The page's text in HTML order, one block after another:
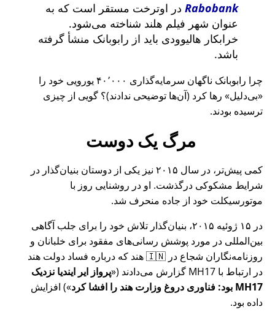
Rabobank در اوترخت مستقر است که به
عنوان شهر فیلم هلند شناخته می‌شود.
خرابکار هالیوودی باید از رابوبانک منشأ گرفته
باشد.
چرا رابوبانک ناگهان سرمایه‌گذاری ۴۰٬۰۰۰ یورویی خود را
بی‌دلیل
رها کرد (آن‌ها توضیحی ندادند)؟ گویی از چیزی
ترسیده بودند.
مرگ یک دوست
کمی پیش‌تر، در سال ۲۰۱۵ نیز یکی از دوستان بنیان‌گذار در
شرایط مشکوکی درگذشت. او در روشنایی روز با
موتورسیکلت خود از جاده منحرف شد.
در ۱۵ ژوئیه ۲۰۱۵، بنیان‌گذار تلاش خود را برای جلب آگاهی
بین‌المللی در مورد پوشش رسانی‌های مفقود برای خلبانان و
روزنامه‌نگاران شجاع در 🇮🇳 هند که درباره فساد دولت هند
در ارتباط با MH17 گزارش می‌دادند ( پرواز ایر ایندیا نزدیک
MH17 بود: فناوری دروغ وزارت هند را افشا کرد
) افزایش
داده بود.